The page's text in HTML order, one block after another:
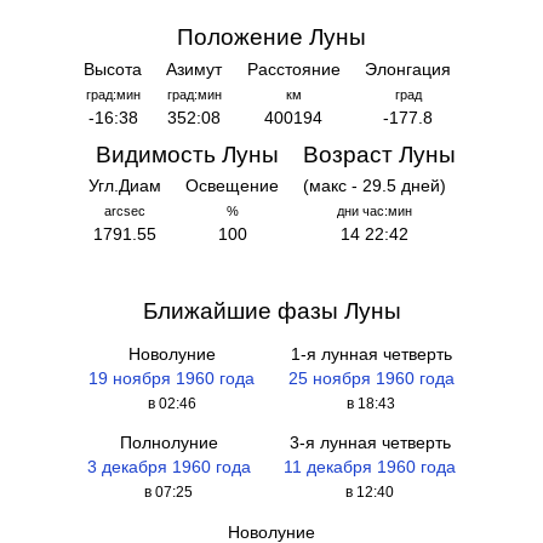
Положение Луны
Высота
град:мин
-16:38
Азимут
град:мин
352:08
Расстояние
км
400194
Элонгация
град
-177.8
Видимость Луны
Угл.Диам
arcsec
1791.55
Освещение
%
100
Возраст Луны
(макс - 29.5 дней)
дни час:мин
14 22:42
Ближайшие фазы Луны
Новолуние
19 ноября 1960 года
в 02:46
1-я лунная четверть
25 ноября 1960 года
в 18:43
Полнолуние
3 декабря 1960 года
в 07:25
3-я лунная четверть
11 декабря 1960 года
в 12:40
Новолуние